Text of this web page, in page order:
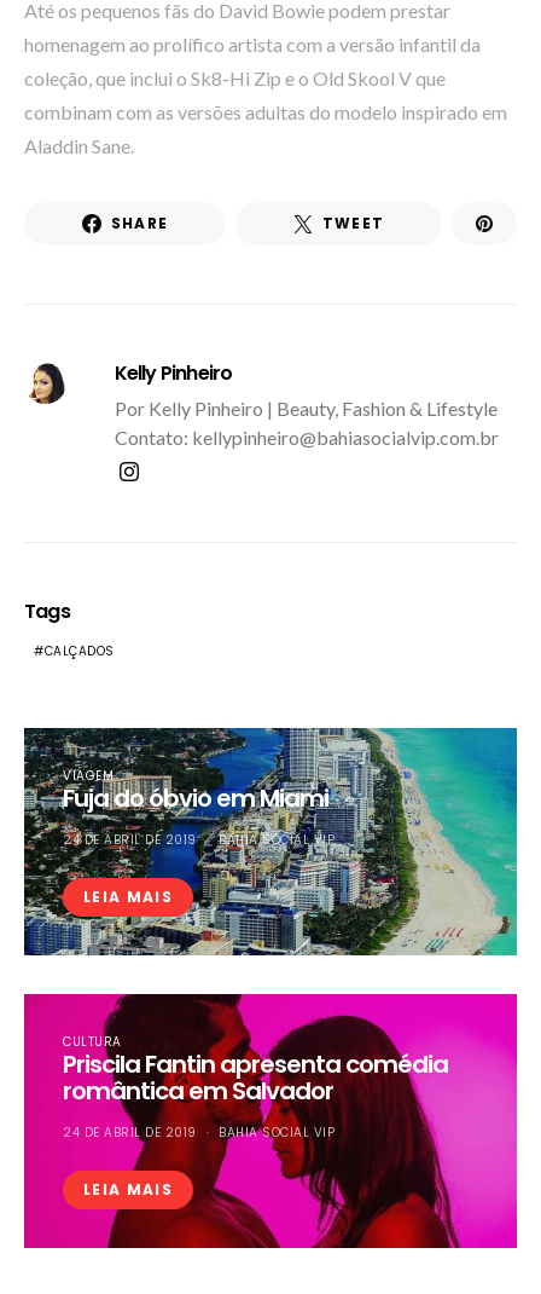
Até os pequenos fãs do David Bowie podem prestar
homenagem ao prolífico artista com a versão infantil da
coleção, que inclui o Sk8-Hi Zip e o Old Skool V que
combinam com as versões adultas do modelo inspirado em
Aladdin Sane.
SHARE TWEET
Kelly Pinheiro
Por Kelly Pinheiro | Beauty, Fashion & Lifestyle
Contato: kellypinheiro@bahiasocialvip.com.br
Tags
CALÇADOS
VIAGEM
Fuja do óbvio em Miami
24 DE ABRIL DE 2019 BAHIA SOCIAL VIP
LEIA MAIS
CULTURA
Priscila Fantin apresenta comédia
romântica em Salvador
24 DE ABRIL DE 2019 BAHIA SOCIAL VIP
LEIA MAIS